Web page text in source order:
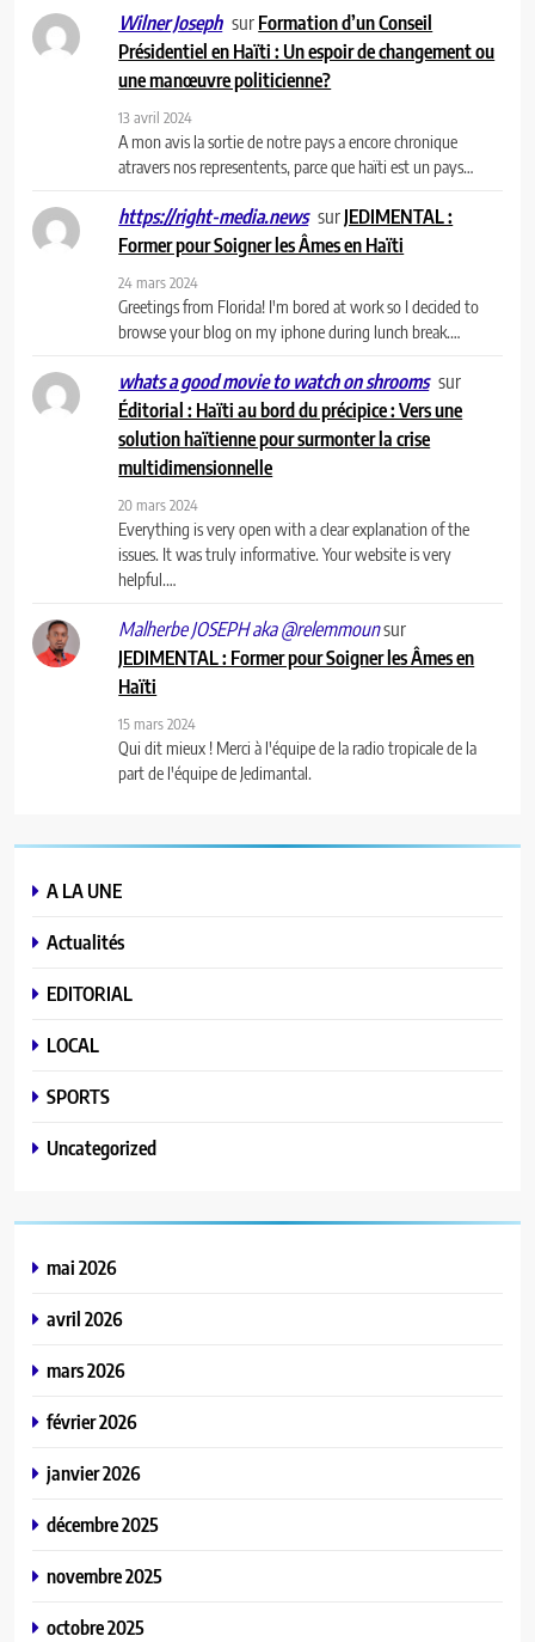
Wilner Joseph surFormation d’un Conseil
Présidentiel en Haïti : Un espoir de changement ou
une manœuvre politicienne?
13 avril 2024
A mon avis la sortie de notre pays a encore chronique
atravers nos representents, parce que haïti est un pays…
https://right-media.news surJEDIMENTAL :
Former pour Soigner les Âmes en Haïti
24 mars 2024
Greetings from Florida! I'm bored at work so I decided to
browse your blog on my iphone during lunch break.…
whats a good movie to watch on shrooms sur
Éditorial : Haïti au bord du précipice : Vers une
solution haïtienne pour surmonter la crise
multidimensionnelle
20 mars 2024
Everything is very open with a clear explanation of the
issues. It was truly informative. Your website is very
helpful.…
Malherbe JOSEPH aka @relemmounsur
JEDIMENTAL : Former pour Soigner les Âmes en
Haïti
15 mars 2024
Qui dit mieux ! Merci à l'équipe de la radio tropicale de la
part de l'équipe de Jedimantal.
A LA UNE
Actualités
EDITORIAL
LOCAL
SPORTS
Uncategorized
mai 2026
avril 2026
mars 2026
février 2026
janvier 2026
décembre 2025
novembre 2025
octobre 2025